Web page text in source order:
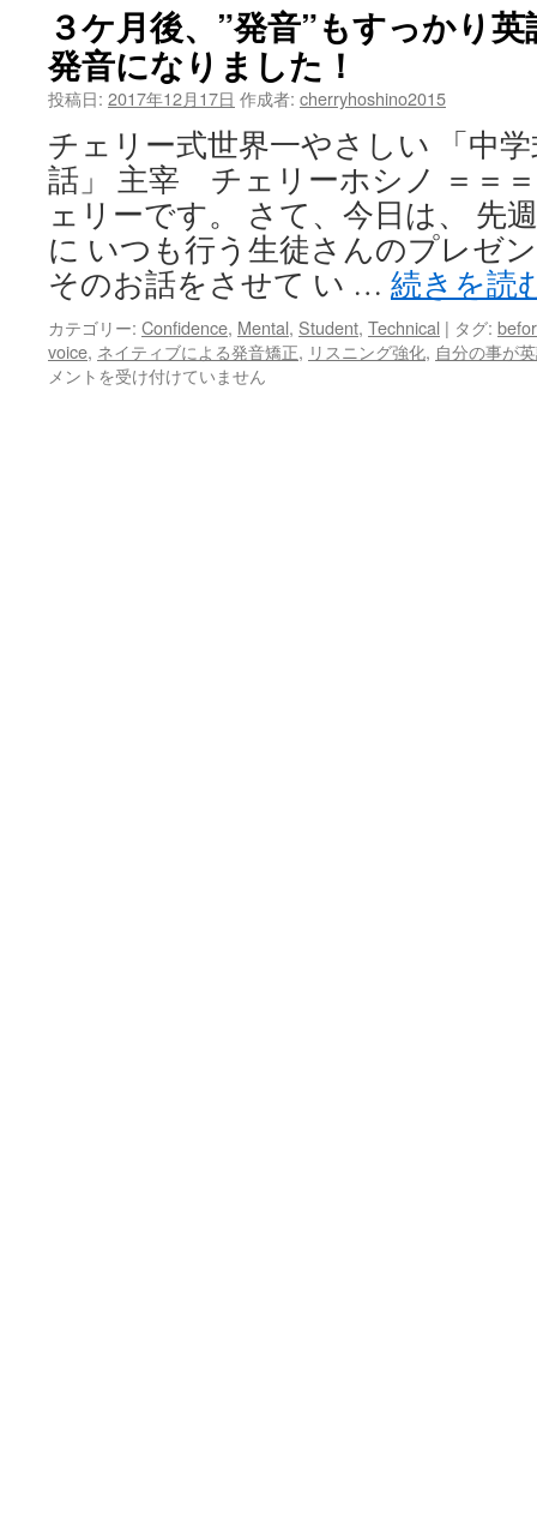
３ケ月後、”発音”もすっかり
発音になりました！
投稿日: 2017年12月17日 作成者: cherryhoshino2015
チェリー式世界一やさしい 「中
話」 主宰 チェリーホシノ ＝＝
ェリーです。 さて、今日は、 先
に いつも行う生徒さんのプレゼ
そのお話をさせて い … 続きを読
カテゴリー: Confidence, Mental, Student, Technical | タグ:
voice, ネイティブによる発音矯正, リスニング強化, 自分の事が
メントを受け付けていません